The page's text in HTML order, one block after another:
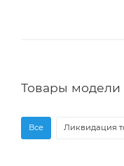
Товары модели
Все Ликвидация